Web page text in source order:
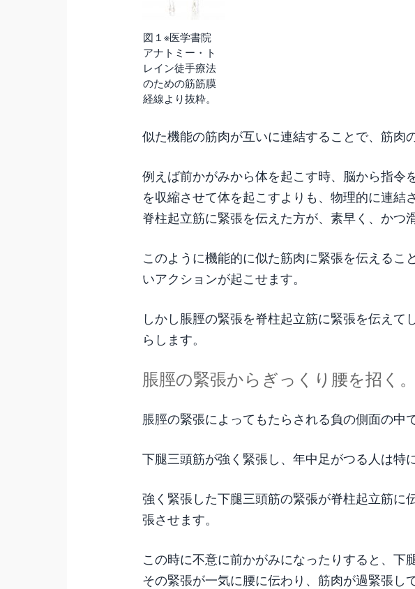
図１※医学書院
アナトミー・ト
レイン徒手療法
のための筋筋膜
経線より抜粋。
似た機能の筋肉が互いに連結することで、筋肉
例えば前かがみから体を起こす時、脳から指令
を収縮させて体を起こすよりも、物理的に連結
脊柱起立筋に緊張を伝えた方が、素早く、かつ
このように機能的に似た筋肉に緊張を伝えるこ
いアクションが起こせます。
しかし脹脛の緊張を脊柱起立筋に緊張を伝えて
らします。
脹脛の緊張からぎっくり腰を招く。
脹脛の緊張によってもたらされる負の側面の中
下腿三頭筋が強く緊張し、年中足がつる人は特
強く緊張した下腿三頭筋の緊張が脊柱起立筋に
張させます。
この時に不意に前かがみになったりすると、下
その緊張が一気に腰に伝わり、筋肉が過緊張し